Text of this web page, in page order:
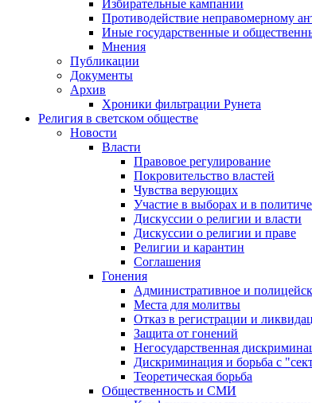
Избирательные кампании
Противодействие неправомерному
Иные государственные и
Мнения
Публикации
Документы
Архив
Хроники фильтрации Рунета
Религия в светском обществе
Новости
Власти
Правовое регулирование
Покровительство властей
Чувства верующих
Участие в выборах и в
Дискуссии о религии и власти
Дискуссии о религии и праве
Религии и карантин
Соглашения
Гонения
Административное и
Места для молитвы
Отказ в регистрации и
Защита от гонений
Негосударственная
Дискриминация и борьба с
Теоретическая борьба
Общественность и СМИ